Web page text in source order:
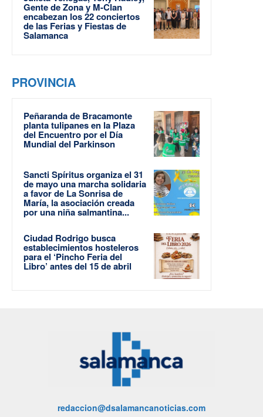
Gente de Zona y M-Clan
encabezan los 22 conciertos
de las Ferias y Fiestas de
Salamanca
PROVINCIA
Peñaranda de Bracamonte
planta tulipanes en la Plaza
del Encuentro por el Día
Mundial del Parkinson
Sancti Spíritus organiza el 31
de mayo una marcha solidaria
a favor de La Sonrisa de
María, la asociación creada
por una niña salmantina...
Ciudad Rodrigo busca
establecimientos hosteleros
para el ‘Pincho Feria del
Libro’ antes del 15 de abril
redaccion@dsalamancanoticias.com